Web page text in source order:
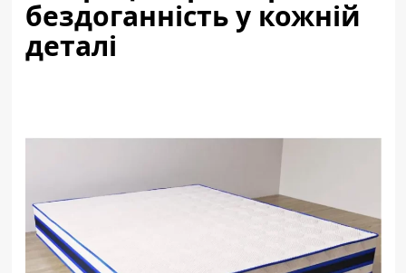
бездоганність у кожній
деталі